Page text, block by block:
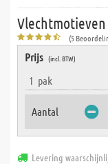
(5
Prijs (incl. BTW)
1 pak
Aantal
Levering